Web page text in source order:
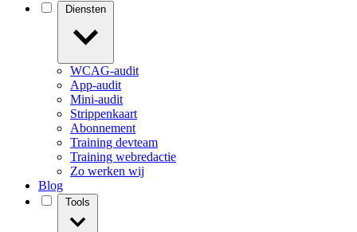
WCAG-audit
App-audit
Mini-audit
Strippenkaart
Abonnement
Training devteam
Training webredactie
Zo werken wij
Blog